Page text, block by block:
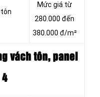
Mức giá từ
280.000 đến
380.000 đ/m²
vách tôn, panel
4